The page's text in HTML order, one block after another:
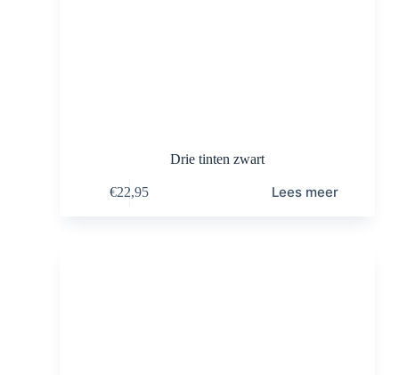
Drie tinten zwart
€22,95 Lees meer